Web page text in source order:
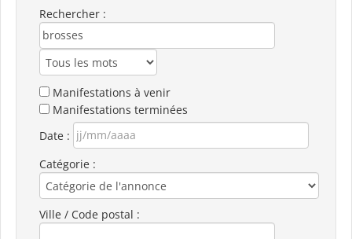
Rechercher :
Manifestations à venir
Manifestations terminées
Date :
Catégorie :
Ville / Code postal :